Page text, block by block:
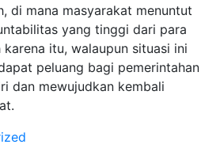
di mana masyarakat menuntut
yang tinggi dari para
itu, walaupun situasi ini
peluang bagi pemerintahan
dan mewujudkan kembali